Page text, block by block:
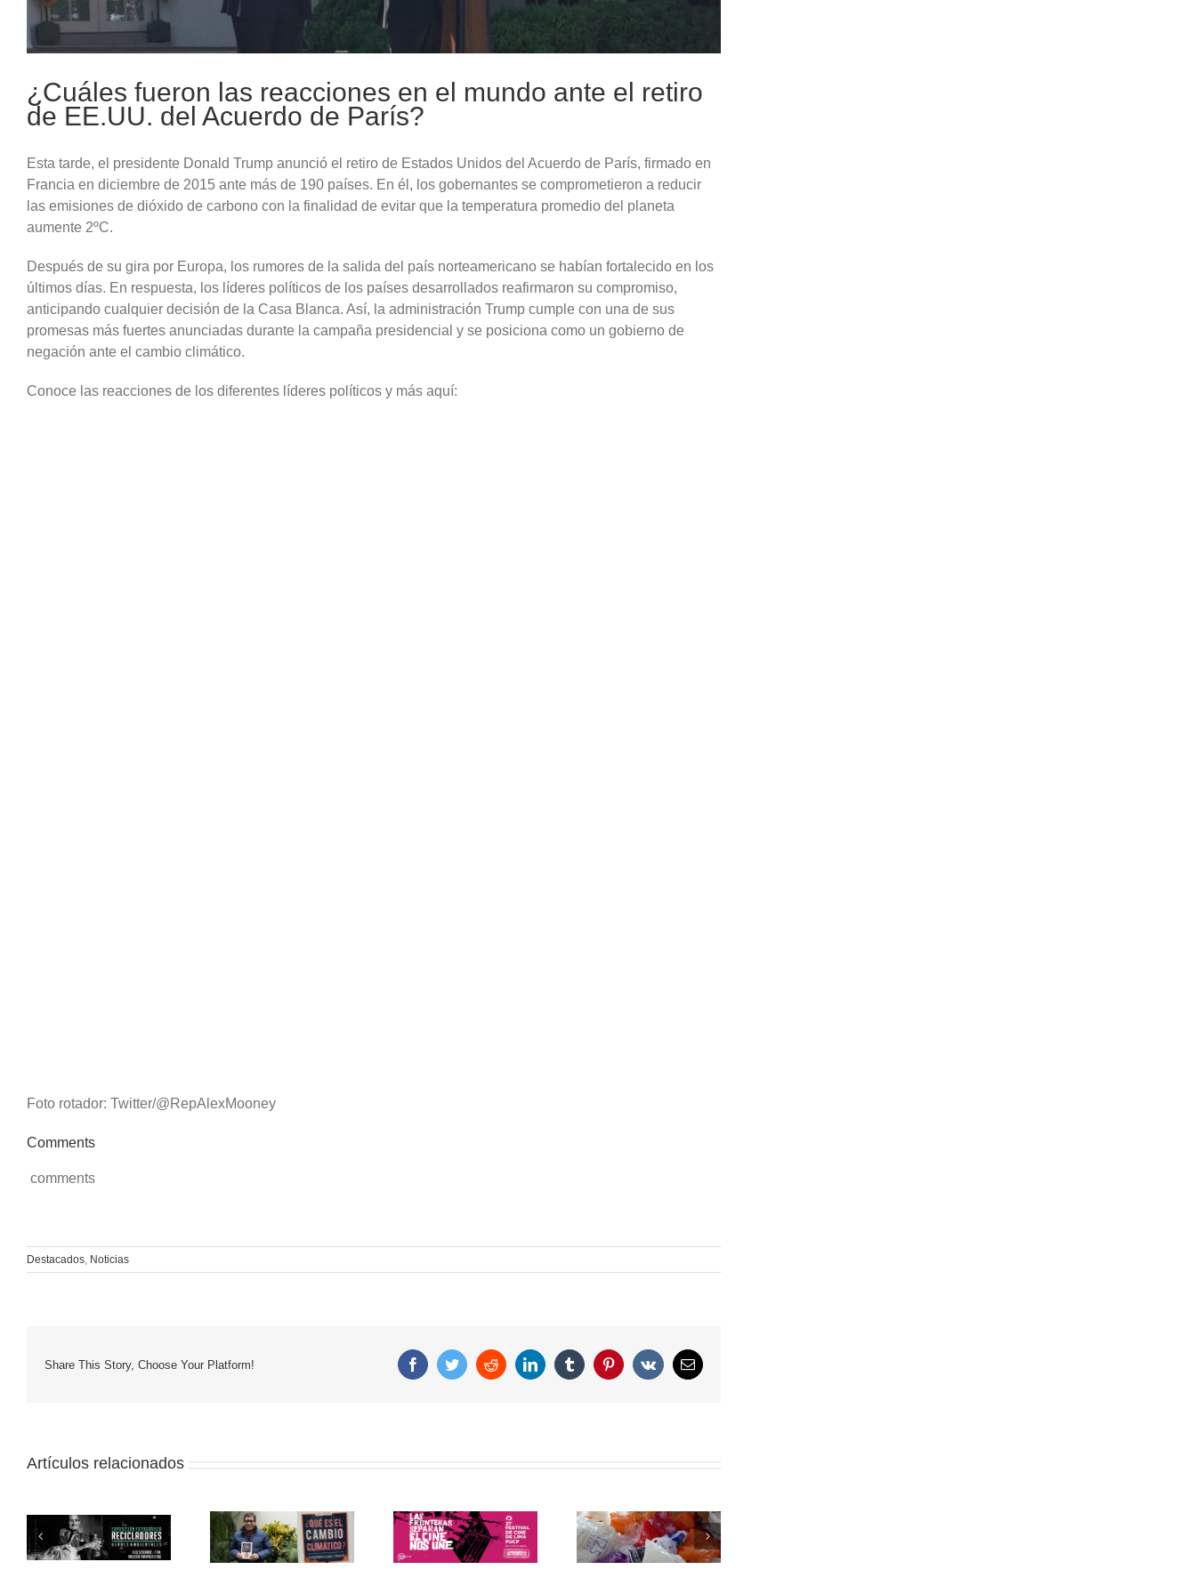
¿Cuáles fueron las reacciones en el mundo ante el retiro
de EE.UU. del Acuerdo de París?
Esta tarde, el presidente Donald Trump anunció el retiro de Estados Unidos del Acuerdo de París, firmado en
Francia en diciembre de 2015 ante más de 190 países. En él, los gobernantes se comprometieron a reducir
las emisiones de dióxido de carbono con la finalidad de evitar que la temperatura promedio del planeta
aumente 2ºC.
Después de su gira por Europa, los rumores de la salida del país norteamericano se habían fortalecido en los
últimos días. En respuesta, los líderes políticos de los países desarrollados reafirmaron su compromiso,
anticipando cualquier decisión de la Casa Blanca. Así, la administración Trump cumple con una de sus
promesas más fuertes anunciadas durante la campaña presidencial y se posiciona como un gobierno de
negación ante el cambio climático.
Conoce las reacciones de los diferentes líderes políticos y más aquí:
Foto rotador: Twitter/@RepAlexMooney
Comments
comments
Destacados, Noticias
Share This Story, Choose Your Platform! FacebookTwitterRedditLinkedInTumblrPinterestVk
Correo
Artículos relacionados
Iván Lanegra:
“Nuestro principal
desafío es mejorar
Muestra itinerante:
Cine y medio
Bolsas de plástico: 5
datos que debes
saber sobre su
La preocupación del
Papa Francisco
sobre el cuidado del